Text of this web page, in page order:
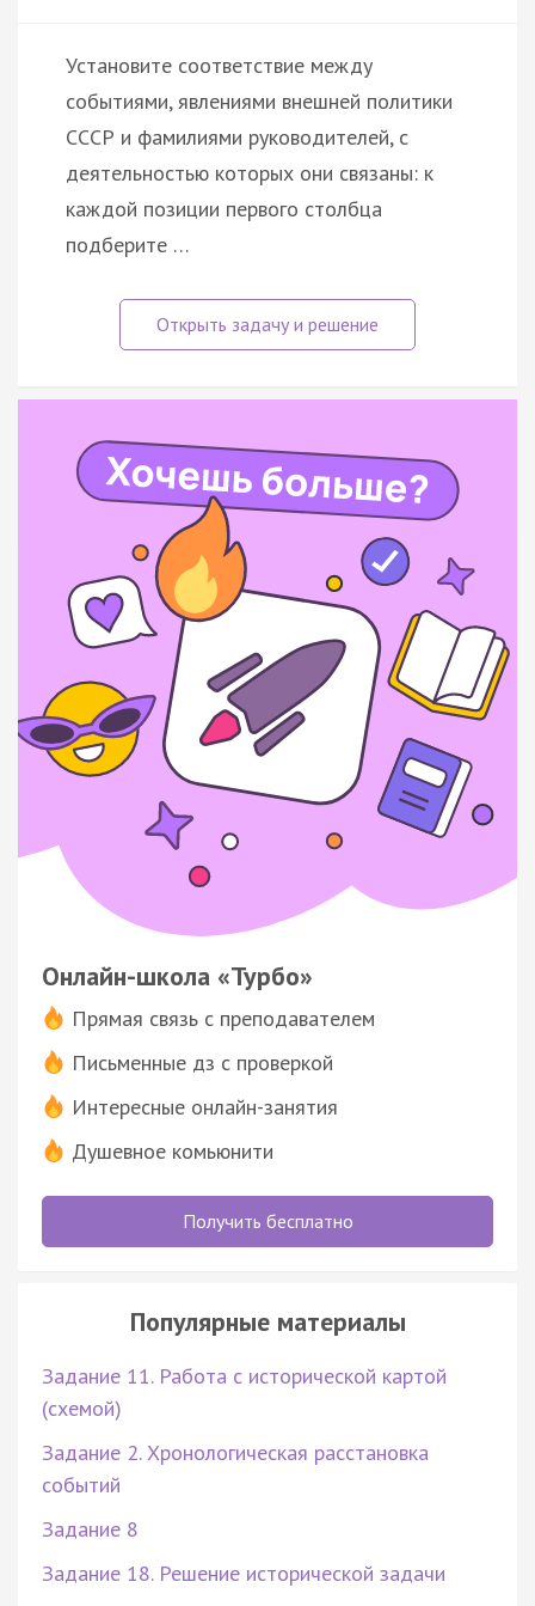
Установите соответствие между
событиями, явлениями внешней политики
СССР и фамилиями руководителей, с
деятельностью которых они связаны: к
каждой позиции первого столбца
подберите …
Онлайн-школа «Турбо»
Прямая связь с преподавателем
Письменные дз с проверкой
Интересные онлайн-занятия
Душевное комьюнити
Получить бесплатно
Популярные материалы
Задание 11. Работа с исторической картой
(схемой)
Задание 2. Хронологическая расстановка
событий
Задание 8
Задание 18. Решение исторической задачи